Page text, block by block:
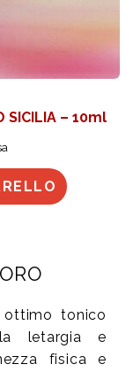
– 10ml
ottimo tonico
letargia e
fisica e